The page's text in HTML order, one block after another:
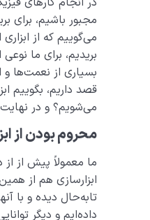
مجبور باشیم، برای
می‌گوییم که از
بریدیم، برای ما
بسیاری از نعمت‌ها و
قصد داریم، بگوییم
می‌شویم؟ و در
محروم بودن از
ما معمولاً پیش از
ابزارسازی هم از
تابه‌حال دیده و با
داده‌ایم و دیگر